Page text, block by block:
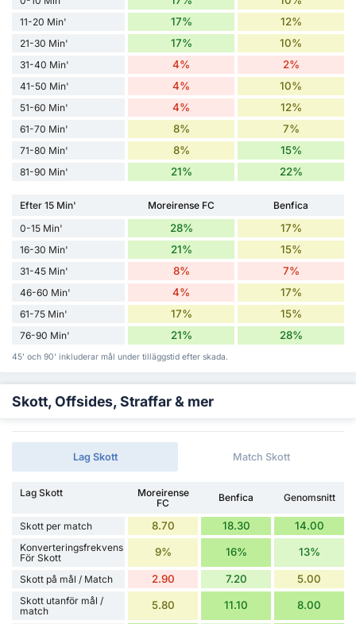
11-20 Min' 17% 12%
21-30 Min' 17% 10%
31-40 Min' 4% 2%
41-50 Min' 4% 10%
51-60 Min' 4% 12%
61-70 Min' 8% 7%
71-80 Min' 8% 15%
81-90 Min' 21% 22%
Efter 15 Min' Moreirense FC
Benfica
0-15 Min'
28% 17%
16-30 Min' 21% 15%
31-45 Min' 8% 7%
46-60 Min' 4% 17%
61-75 Min' 17% 15%
76-90 Min' 21% 28%
45' och 90' inkluderar mål under tilläggstid efter skada.
Skott, Offsides, Straffar & mer
Lag Skott Match Skott
Lag Skott
Moreirense
FC
Benfica Genomsnitt
Skott per match 8.70 18.30 14.00
Konverteringsfrekvens
För Skott
9% 16% 13%
Skott på mål / Match 2.90 7.20 5.00
Skott utanför mål /
match
5.80 11.10 8.00